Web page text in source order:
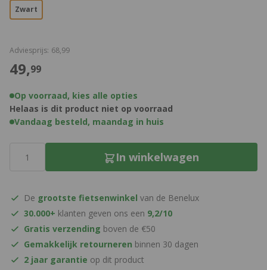
Zwart
Adviesprijs: €
68,99
€
49,99
Op voorraad, kies alle opties
Helaas is dit product niet op voorraad
Vandaag besteld, maandag in huis
In winkelwagen
De grootste fietsenwinkel van de Benelux
30.000+ klanten geven ons een 9,2/10
Gratis verzending boven de €50
Gemakkelijk retourneren binnen 30 dagen
2 jaar garantie op dit product